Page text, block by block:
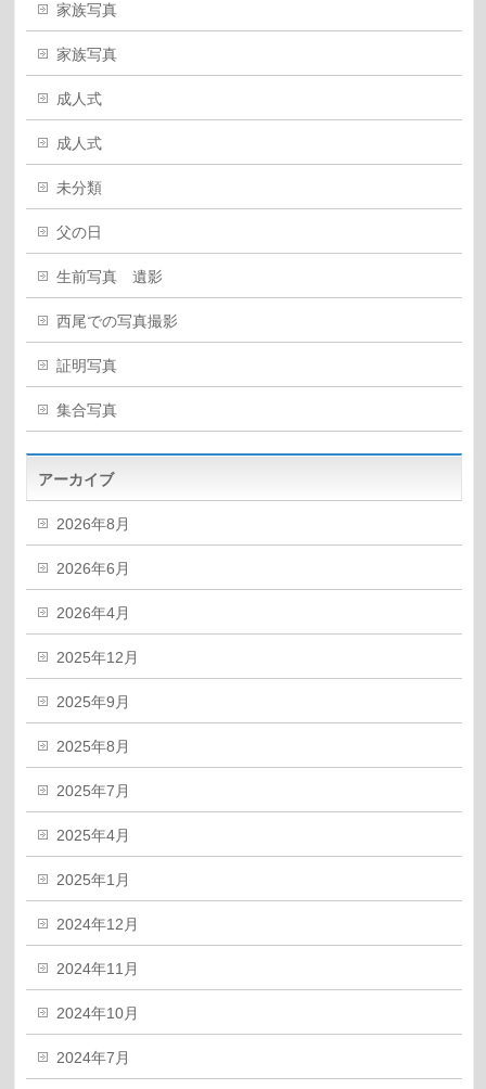
家族写真
家族写真
成人式
成人式
未分類
父の日
生前写真 遺影
西尾での写真撮影
証明写真
集合写真
アーカイブ
2026年8月
2026年6月
2026年4月
2025年12月
2025年9月
2025年8月
2025年7月
2025年4月
2025年1月
2024年12月
2024年11月
2024年10月
2024年7月